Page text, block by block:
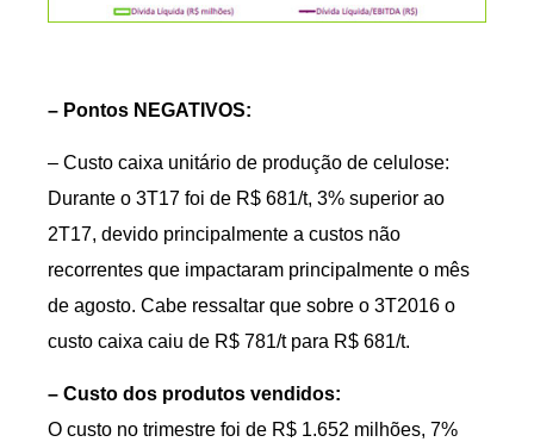
– Pontos NEGATIVOS:
– Custo caixa unitário de produção de celulose:
Durante o 3T17 foi de R$ 681/t, 3% superior ao
2T17, devido principalmente a custos não
recorrentes que impactaram principalmente o mês
de agosto. Cabe ressaltar que sobre o 3T2016 o
custo caixa caiu de R$ 781/t para R$ 681/t.
– Custo dos produtos vendidos:
O custo no trimestre foi de R$ 1.652 milhões, 7%